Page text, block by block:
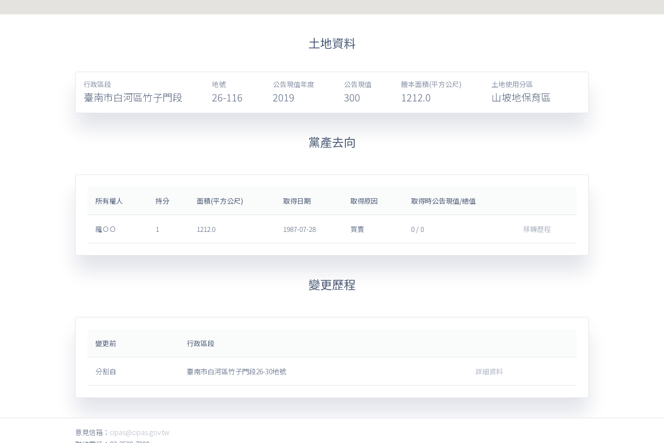
土地資料
行政區段
臺南市白河區竹子門段
地號
26-116
公告現值年度
2019
公告現值
300
謄本面積(平方公尺)
1212.0
土地使用分區
山坡地保育區
黨產去向
所有權人 持分 面積(平方公尺) 取得日期 取得原因 取得時公告現值/總值
羅ＯＯ 1 1212.0 1987-07-28 買賣 0 / 0 移轉歷程
變更歷程
變更前 行政區段
分割自 臺南市白河區竹子門段26-30地號 詳細資料
意見信箱： cipas@cipas.gov.tw